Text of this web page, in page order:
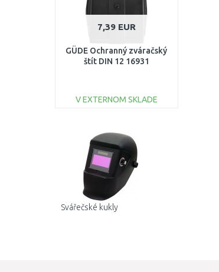
7,39 EUR
GÜDE Ochranný zváračský
štít DIN 12 16931
V EXTERNOM SKLADE
Porovnať
Svářečské kukly